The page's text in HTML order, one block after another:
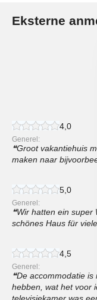
Eksterne
4,0
Generel:
Groot vakantiehuis
maken naar
5,0
Generel:
Wir hatten ein super
schönes Haus für viele
4,5
Generel:
De accommodatie is
hebben, wat het voor